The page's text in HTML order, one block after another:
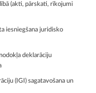
(akti, pārskati, rīkojumi
iesniegšana juridisko
deklarāciju
(IGI) sagatavošana un